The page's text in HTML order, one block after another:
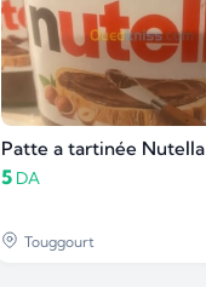
Patte a tartinée Nutella
5 DA
Touggourt